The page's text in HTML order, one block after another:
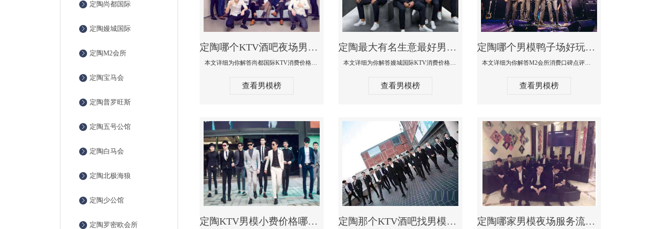
定陶尚都国际
定陶嫚城国际
定陶M2会所
定陶宝马会
定陶普罗旺斯
定陶五号公馆
定陶白马会
定陶北极海狼
定陶少公馆
定陶罗密欧会所
定陶哪个KTV酒吧夜场男模公关型男最帅-尚都国际KTV消费价格点评
本文详细为你解答尚都国际KTV消费价格点评，更多关于哪个KTV酒吧夜场男模公关型男最帅免费咨询1333 867 6881微信同步
查看男模榜
定陶最大有名生意最好男模少爷场KTV体验-嫚城国际KTV消费价格点评
本文详细为你解答嫚城国际KTV消费价格口碑点评，更多关于最大有名生意最好男模少爷场KTV体验免费咨询1333 867 6881微信同步！
查看男模榜
定陶哪个男模鸭子场好玩陪酒服务好-M2会所KTV消费口碑点评
本文详细为你解答M2会所消费口碑点评，更多关于哪个男模鸭子场好玩陪酒服务好免费咨询1333 867 6881微信同步！
查看男模榜
定陶KTV男模小费价格哪家便宜-宝马会KTV消费口碑点评 定陶那个KTV酒吧找男模帅哥男妓多-普罗旺斯KTV真实口碑点评 定陶哪家男模夜场服务流程全面-五号公馆KTV消费价格点评